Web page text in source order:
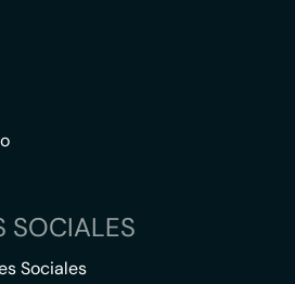
SOCIALES
Sociales